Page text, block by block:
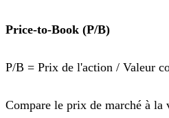
Price-to-Book (P/B)
P/B = Prix de l'action / Valeur
Compare le prix de marché à la